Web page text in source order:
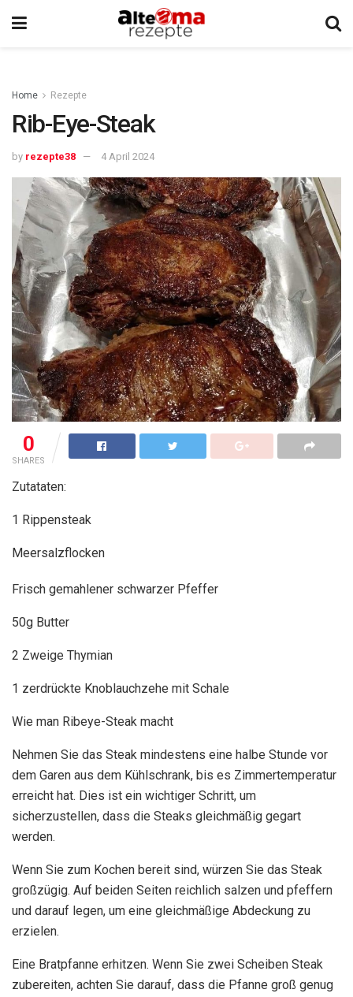
Home Rezepte
Rib-Eye-Steak
by rezepte38 4 April 2024
0
SHARES
Zutataten:
1 Rippensteak
Meersalzflocken
Frisch gemahlener schwarzer Pfeffer
50g Butter
2 Zweige Thymian
1 zerdrückte Knoblauchzehe mit Schale
Wie man Ribeye-Steak macht
Nehmen Sie das Steak mindestens eine halbe Stunde vor
dem Garen aus dem Kühlschrank, bis es Zimmertemperatur
erreicht hat. Dies ist ein wichtiger Schritt, um
sicherzustellen, dass die Steaks gleichmäßig gegart
werden.
Wenn Sie zum Kochen bereit sind, würzen Sie das Steak
großzügig. Auf beiden Seiten reichlich salzen und pfeffern
und darauf legen, um eine gleichmäßige Abdeckung zu
erzielen.
Eine Bratpfanne erhitzen. Wenn Sie zwei Scheiben Steak
zubereiten, achten Sie darauf, dass die Pfanne groß genug